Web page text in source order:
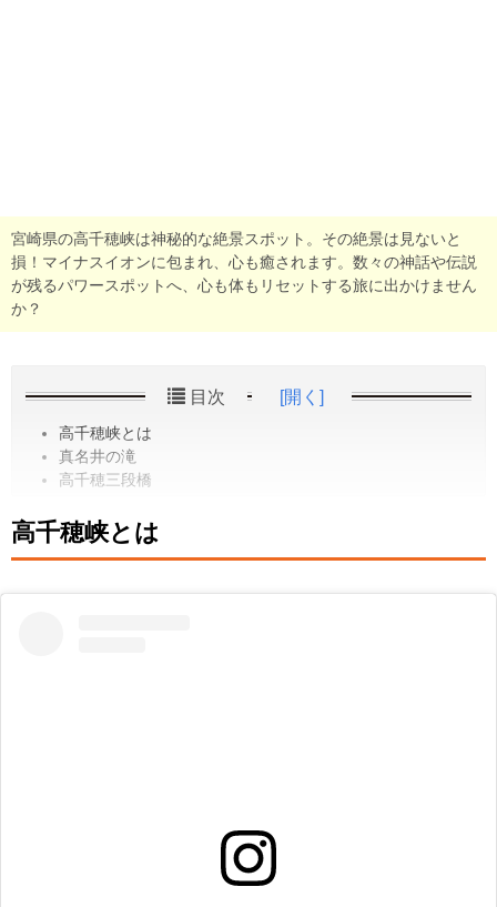
宮崎県の高千穂峡は神秘的な絶景スポット。その絶景は見ないと
損！マイナスイオンに包まれ、心も癒されます。数々の神話や伝説
が残るパワースポットへ、心も体もリセットする旅に出かけません
か？
目次 [開く]
高千穂峡とは
真名井の滝
高千穂三段橋
高千穂峡とは